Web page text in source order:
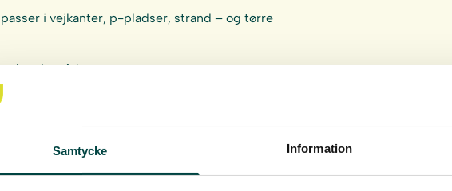
Samtycke Information
i vejkanter, p-pladser, strand – og tørre
arkæofyt.
med frø.
kun med urteplugs.